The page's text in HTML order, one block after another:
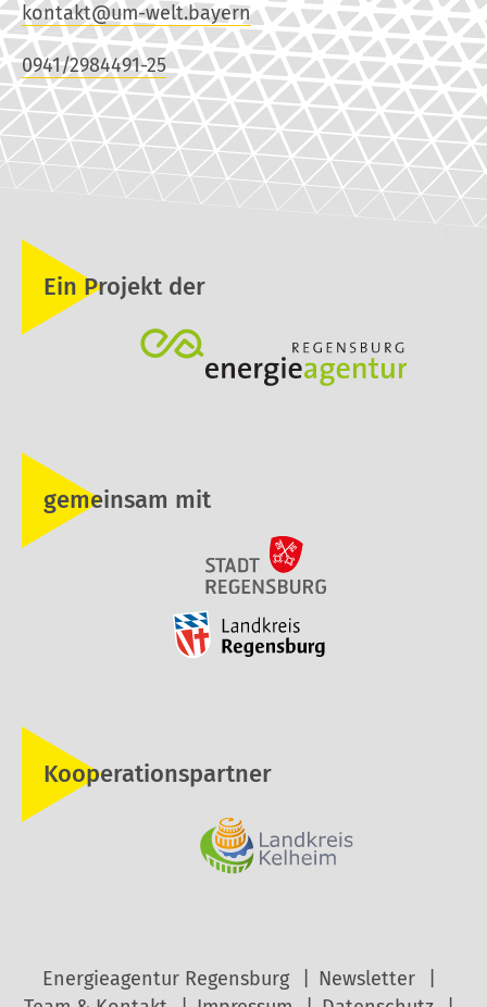
kontakt@um-welt.bayern
0941/2984491-25
Ein Projekt der
gemeinsam mit
Kooperationspartner
Energieagentur Regensburg
Newsletter